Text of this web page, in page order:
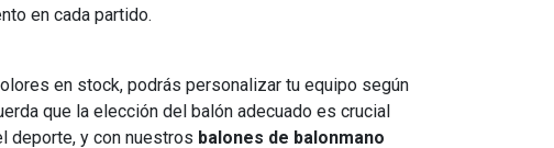
en cada partido.
en stock, podrás personalizar tu equipo según
que la elección del balón adecuado es crucial
deporte, y con nuestros balones de balonmano